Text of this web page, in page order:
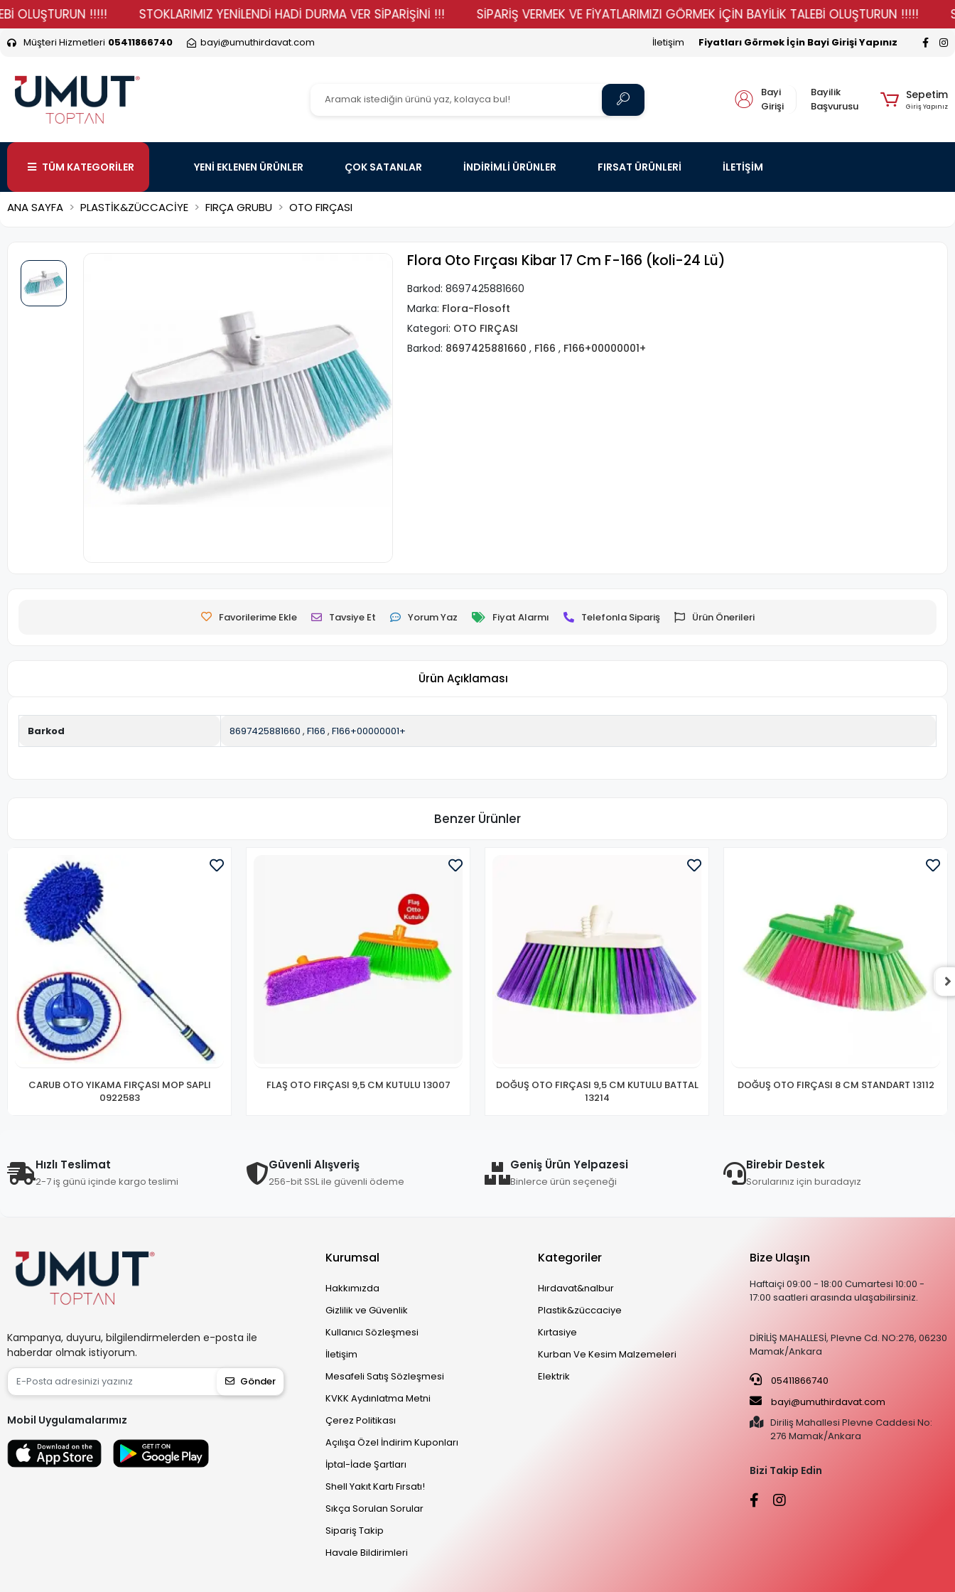
!!!!! STOKLARIMIZ YENİLENDİ HADİ DURMA VER SİPARİŞİNİ !!! SİPARİŞ VERMEK VE FİYATLARIMIZI GÖRMEK İÇİN BAYİLİK TALEBİ OLUŞTURUN !!!!!
Müşteri Hizmetleri 05411866740 bayi@umuthirdavat.com Fiyatları Görmek İçin Bayi Girişi Yapınız
İletişim
Bayi
Girişi
Bayilik
Başvurusu
Sepetim
Giriş Yapınız
TÜM KATEGORİLER YENİ EKLENEN ÜRÜNLER ÇOK SATANLAR İNDİRİMLİ ÜRÜNLER FIRSAT ÜRÜNLERİ İLETİŞİM
ANA SAYFA PLASTİK&ZÜCCACİYE FIRÇA GRUBU OTO FIRÇASI
Flora Oto Fırçası Kibar 17 Cm F-166 (koli-24 Lü)
Barkod: 8697425881660
Marka: Flora-Flosoft
Kategori: OTO FIRÇASI
Barkod: 8697425881660 , F166 , F166+00000001+
Favorilerime Ekle Tavsiye Et Yorum Yaz Fiyat Alarmı Telefonla Sipariş Ürün Önerileri
Ürün Açıklaması
Barkod 8697425881660 , F166 , F166+00000001+
Benzer Ürünler
CARUB OTO YIKAMA FIRÇASI MOP SAPLI
0922583
FLAŞ OTO FIRÇASI 9,5 CM KUTULU 13007
DOĞUŞ OTO FIRÇASI 9,5 CM KUTULU BATTAL
13214
DOĞUŞ OTO FIRÇASI 8 CM STANDART 13112
Hızlı Teslimat
2-7 iş günü içinde kargo teslimi
Güvenli Alışveriş
256-bit SSL ile güvenli ödeme
Geniş Ürün Yelpazesi
Binlerce ürün seçeneği
Birebir Destek
Sorularınız için buradayız
Kampanya, duyuru, bilgilendirmelerden e-posta ile
haberdar olmak istiyorum.
Gönder
Mobil Uygulamalarımız
Kurumsal
Hakkımızda
Gizlilik ve Güvenlik
Kullanıcı Sözleşmesi
İletişim
Mesafeli Satış Sözleşmesi
KVKK Aydınlatma Metni
Çerez Politikası
Açılışa Özel İndirim Kuponları
İptal-İade Şartları
Shell Yakıt Kartı Fırsatı!
Sıkça Sorulan Sorular
Sipariş Takip
Havale Bildirimleri
Kategoriler
Hırdavat&nalbur
Plastik&züccaciye
Kırtasiye
Kurban Ve Kesim Malzemeleri
Elektrik
Bize Ulaşın
Haftaiçi 09:00 - 18:00 Cumartesi 10:00 -
17:00 saatleri arasında ulaşabilirsiniz.
DİRİLİŞ MAHALLESİ, Plevne Cd. NO:276, 06230
Mamak/Ankara
05411866740
bayi@umuthirdavat.com
Diriliş Mahallesi Plevne Caddesi No:
276 Mamak/Ankara
Bizi Takip Edin